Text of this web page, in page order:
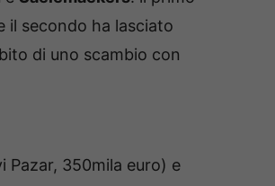
il secondo ha lasciato
di uno scambio con
Pazar, 350mila euro) e